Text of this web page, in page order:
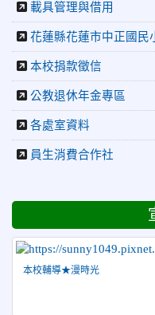
2026-04-09
公告
促進繪畫比賽優勝名單
2026-04-08
115
2026-07-23
115
2026-07-21
錦標賽 榮獲佳績！
賀
檢送「花蓮
2026-06-29
賀 本
載具管理與借用
花蓮縣花蓮市中正國民
本校捐款徵信
公教退休年金專區
各處室資料
員生消費合作社
本校輔導★漫時光